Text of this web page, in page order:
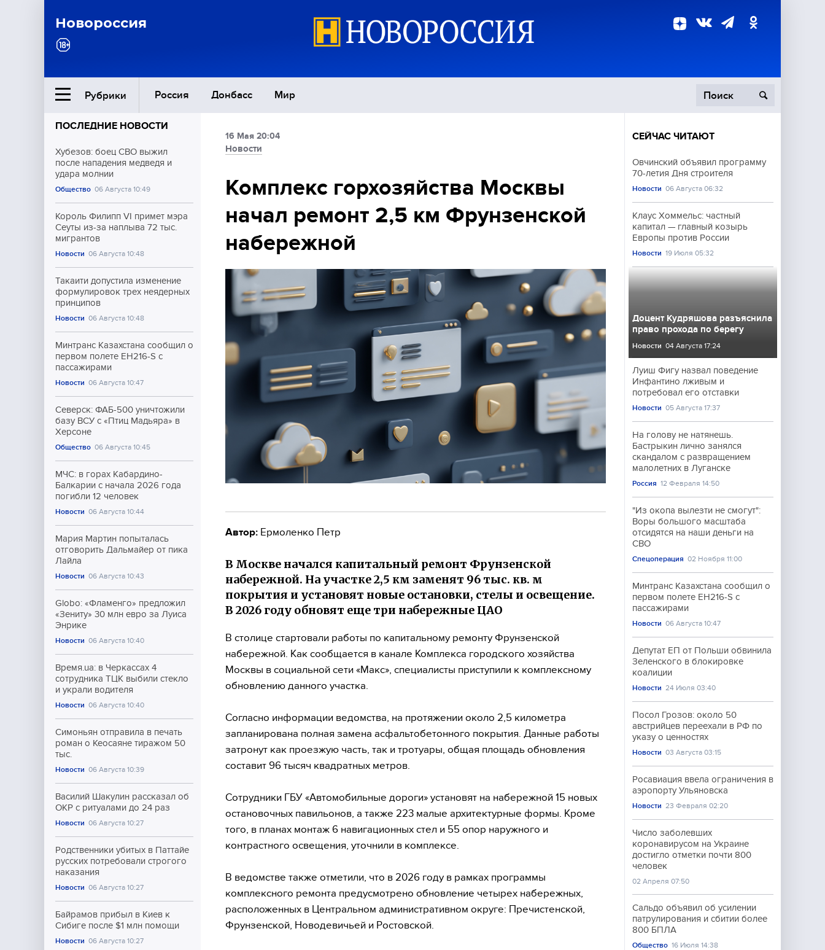
Новороссия
Рубрики Россия Донбасс Мир
Ближний Восток
Общество
Экономика
Происшествия
Культура
Спорт
ПОСЛЕДНИЕ НОВОСТИ
Хубезов: боец СВО выжил
после нападения медведя и
удара молнии
Общество 06 Августа 10:49
Король Филипп VI примет мэра
Сеуты из-за наплыва 72 тыс.
мигрантов
Новости 06 Августа 10:48
Такаити допустила изменение
формулировок трех неядерных
принципов
Новости 06 Августа 10:48
Минтранс Казахстана сообщил о
первом полете EH216-S с
пассажирами
Новости 06 Августа 10:47
Северск: ФАБ-500 уничтожили
базу ВСУ с «Птиц Мадьяра» в
Херсоне
Общество 06 Августа 10:45
МЧС: в горах Кабардино-
Балкарии с начала 2026 года
погибли 12 человек
Новости 06 Августа 10:44
Мария Мартин попыталась
отговорить Дальмайер от пика
Лайла
Новости 06 Августа 10:43
Globo: «Фламенго» предложил
«Зениту» 30 млн евро за Луиса
Энрике
Новости 06 Августа 10:40
Время.ua: в Черкассах 4
сотрудника ТЦК выбили стекло
и украли водителя
Новости 06 Августа 10:40
Симоньян отправила в печать
роман о Кеосаяне тиражом 50
тыс.
Новости 06 Августа 10:39
Василий Шакулин рассказал об
ОКР с ритуалами до 24 раз
Новости 06 Августа 10:27
Родственники убитых в Паттайе
русских потребовали строгого
наказания
Новости 06 Августа 10:27
Байрамов прибыл в Киев к
Сибиге после $1 млн помощи
Новости 06 Августа 10:27
16 Мая 20:04
Новости
Комплекс горхозяйства Москвы
начал ремонт 2,5 км Фрунзенской
набережной
Автор: Ермоленко Петр
В Москве начался капитальный ремонт Фрунзенской
набережной. На участке 2,5 км заменят 96 тыс. кв. м
покрытия и установят новые остановки, стелы и освещение.
В 2026 году обновят еще три набережные ЦАО
В столице стартовали работы по капитальному ремонту Фрунзенской
набережной. Как сообщается в канале Комплекса городского хозяйства
Москвы в социальной сети «Макс», специалисты приступили к комплексному
обновлению данного участка.
Согласно информации ведомства, на протяжении около 2,5 километра
запланирована полная замена асфальтобетонного покрытия. Данные работы
затронут как проезжую часть, так и тротуары, общая площадь обновления
составит 96 тысяч квадратных метров.
Сотрудники ГБУ «Автомобильные дороги» установят на набережной 15 новых
остановочных павильонов, а также 223 малые архитектурные формы. Кроме
того, в планах монтаж 6 навигационных стел и 55 опор наружного и
контрастного освещения, уточнили в комплексе.
В ведомстве также отметили, что в 2026 году в рамках программы
комплексного ремонта предусмотрено обновление четырех набережных,
расположенных в Центральном административном округе: Пречистенской,
Фрунзенской, Новодевичьей и Ростовской.
СЕЙЧАС ЧИТАЮТ
Овчинский объявил программу
70-летия Дня строителя
Новости 06 Августа 06:32
Клаус Хоммельс: частный
капитал — главный козырь
Европы против России
Новости 19 Июля 05:32
Доцент Кудряшова разъяснила
право прохода по берегу
Новости 04 Августа 17:24
Луиш Фигу назвал поведение
Инфантино лживым и
потребовал его отставки
Новости 05 Августа 17:37
На голову не натянешь.
Бастрыкин лично занялся
скандалом с развращением
малолетних в Луганске
Россия 12 Февраля 14:50
"Из окопа вылезти не смогут":
Воры большого масштаба
отсидятся на наши деньги на
СВО
Спецоперация 02 Ноября 11:00
Минтранс Казахстана сообщил о
первом полете EH216-S с
пассажирами
Новости 06 Августа 10:47
Депутат ЕП от Польши обвинила
Зеленского в блокировке
коалиции
Новости 24 Июля 03:40
Посол Грозов: около 50
австрийцев переехали в РФ по
указу о ценностях
Новости 03 Августа 03:15
Росавиация ввела ограничения в
аэропорту Ульяновска
Новости 23 Февраля 02:20
Число заболевших
коронавирусом на Украине
достигло отметки почти 800
человек
02 Апреля 07:50
Сальдо объявил об усилении
патрулирования и сбитии более
800 БПЛА
Общество 16 Июля 14:38